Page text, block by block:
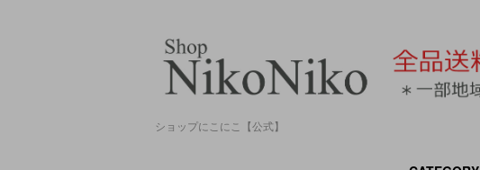
ショップにこにこ【公式】